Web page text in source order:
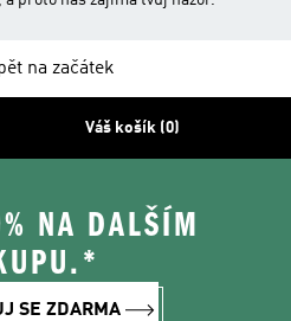
na začátek
Váš košík (0)
NA DALŠÍM
SE ZDARMA